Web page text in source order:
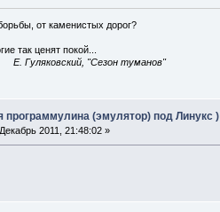
от каменистых дорог?
так ценят покой...
E. Гуляковский, "Сезон туманов"
программулина (эмулятор) под Линукс )
2011, 21:48:02 »